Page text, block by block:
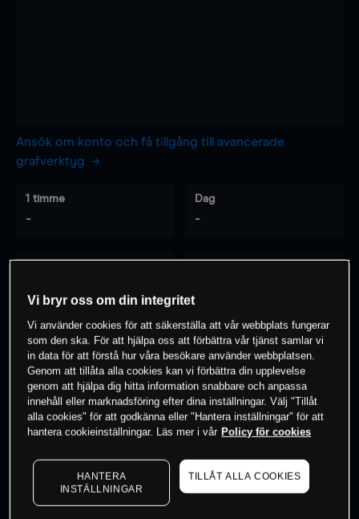
Ansök om konto och få tillgång till avancerade
grafverktyg
1 timme
-
Dag
-
0% av kunderna har en position i detta
instrument
Börja handla
Vi bryr oss om din integritet
Vi använder cookies för att säkerställa att vår webbplats fungerar
som den ska. För att hjälpa oss att förbättra vår tjänst samlar vi
in data för att förstå hur våra besökare använder webbplatsen.
Genom att tillåta alla cookies kan vi förbättra din upplevelse
genom att hjälpa dig hitta information snabbare och anpassa
innehåll eller marknadsföring efter dina inställningar. Välj "Tillåt
alla cookies" för att godkänna eller "Hantera inställningar" för att
hantera cookieinställningar. Läs mer i vår Policy för cookies
HANTERA
INSTÄLLNINGAR
TILLÅT ALLA COOKIES